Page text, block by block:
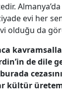
evi her
olduğu da
de dile
kültür